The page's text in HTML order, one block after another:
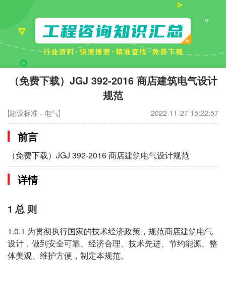
（免费下载）JGJ 392-2016 商店建筑电气设计
规范
[建设标准 - 电气] 2022-11-27 15:22:57
前言
（免费下载）JGJ 392-2016 商店建筑电气设计规范
详情
1 总 则
1.0.1 为贯彻执行国家的技术经济政策，规范商店建筑电气
设计，做到安全可靠、经济合理、技术先进、节约能源、整
体美观、维护方便，制定本规范。